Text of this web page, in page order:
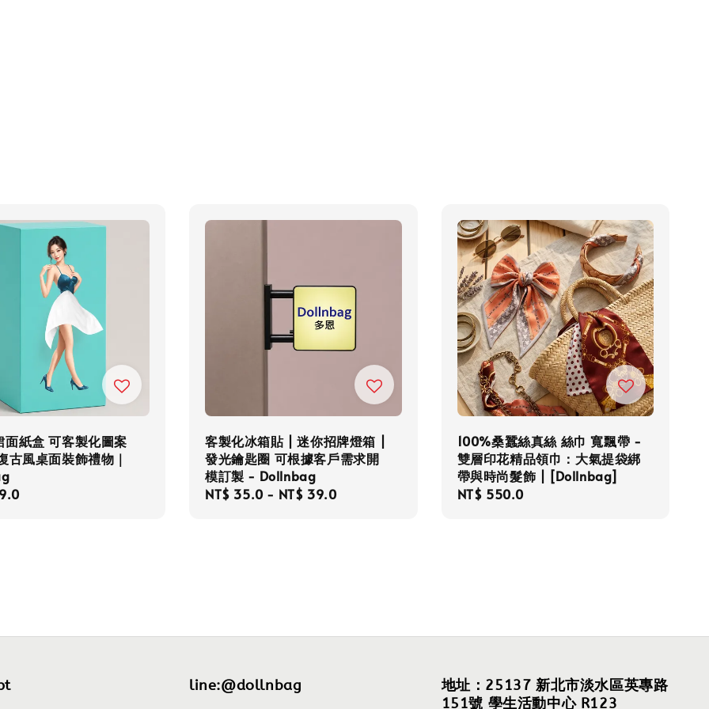
面紙盒 可客製化圖案
古風桌面裝飾禮物｜
客製化冰箱貼 | 迷你招牌燈箱 |
發光鑰匙圈 可根據客戶需求開
模訂製 - Dollnbag
Regular
NT$ 35.0 - NT$ 39.0
100%桑蠶絲真絲 絲巾 寬飄帶 -
雙層印花精品領巾：大氣提袋綁
帶與時尚髮飾 | [Dollnbag]
Regular
NT$ 550.0
line:@dollnbag
地址：25137 新北市淡水區英專路
151號 學生活動中心 R123